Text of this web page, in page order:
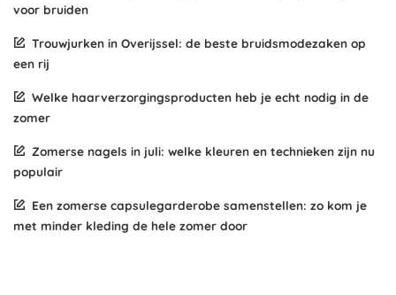
voor bruiden
Trouwjurken in Overijssel: de beste bruidsmodezaken op
een rij
Welke haarverzorgingsproducten heb je echt nodig in de
zomer
Zomerse nagels in juli: welke kleuren en technieken zijn nu
populair
Een zomerse capsulegarderobe samenstellen: zo kom je
met minder kleding de hele zomer door